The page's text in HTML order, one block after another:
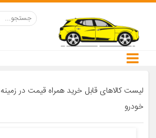
لیست کالاهای قابل خرید همراه قیمت در
خودرو